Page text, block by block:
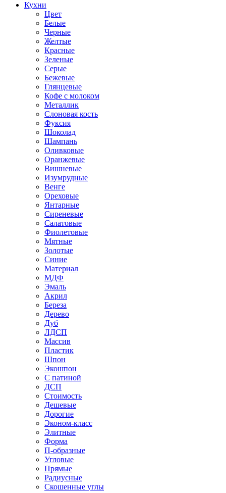
Кухни
Цвет
Белые
Черные
Желтые
Красные
Зеленые
Серые
Бежевые
Глянцевые
Кофе с молоком
Металлик
Слоновая кость
Фуксия
Шоколад
Шампань
Оливковые
Оранжевые
Вишневые
Изумрудные
Венге
Ореховые
Янтарные
Сиреневые
Салатовые
Фиолетовые
Мятные
Золотые
Синие
Материал
МДФ
Эмаль
Акрил
Береза
Дерево
Дуб
ЛДСП
Массив
Пластик
Шпон
Экошпон
С патиной
ДСП
Стоимость
Дешевые
Дорогие
Эконом-класс
Элитные
Форма
П-образные
Угловые
Прямые
Радиусные
Скошенные углы